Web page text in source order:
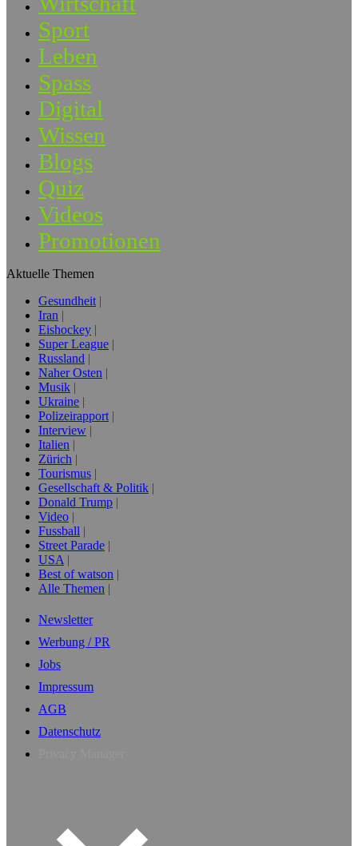
Sport
Leben
Spass
Digital
Wissen
Blogs
Quiz
Videos
Promotionen
Aktuelle Themen
Gesundheit
Iran
Eishockey
Super League
Russland
Naher Osten
Musik
Ukraine
Polizeirapport
Interview
Italien
Zürich
Tourismus
Gesellschaft & Politik
Donald Trump
Video
Fussball
Street Parade
USA
Best of watson
Alle Themen
Newsletter
Werbung / PR
Jobs
Impressum
AGB
Datenschutz